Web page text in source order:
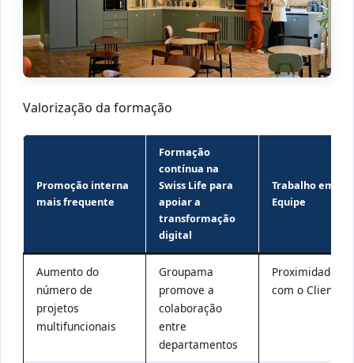
Valorização da formação
Promoção interna
mais frequente
Formação
contínua na
Swiss Life para
apoiar a
transformação
digital
Trabalho em
Equipe
Aumento do
número de
projetos
multifuncionais
Groupama
promove a
colaboração
entre
departamentos
Proximidade
com o Cliente